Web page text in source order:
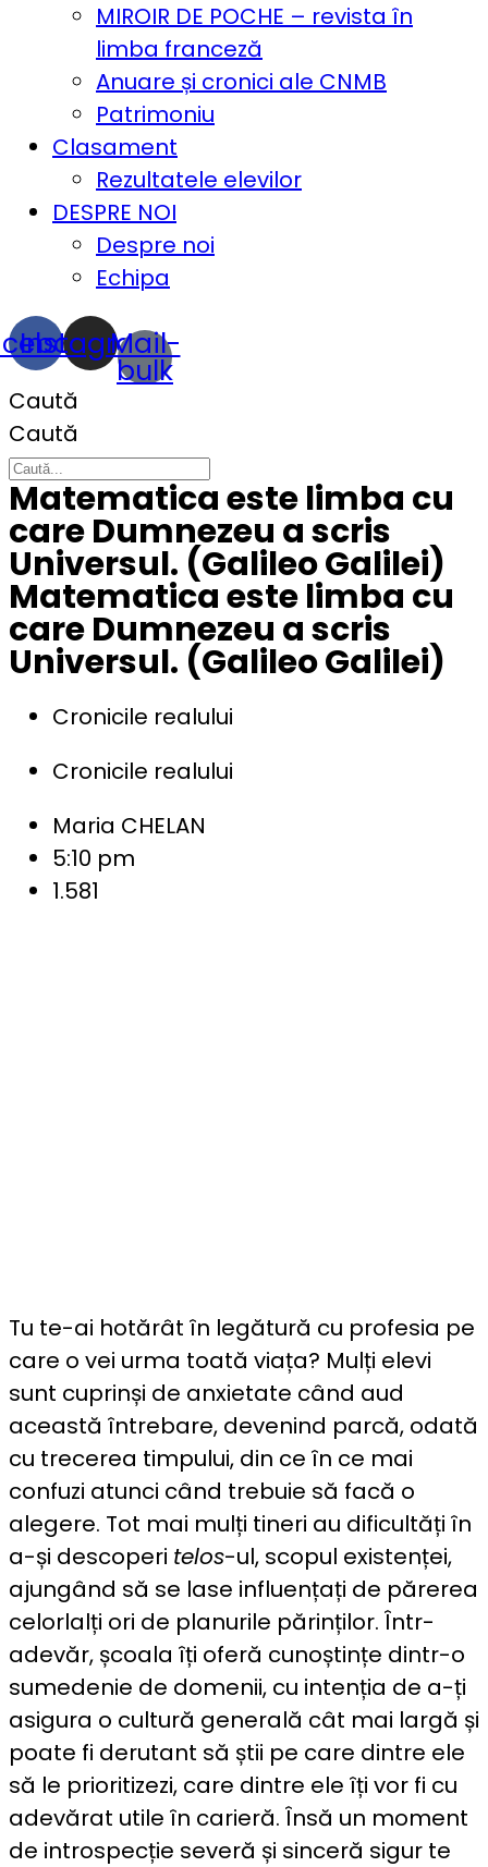
MIROIR DE POCHE – revista în
limba franceză
Anuare și cronici ale CNMB
Patrimoniu
Clasament
Rezultatele elevilor
DESPRE NOI
Despre noi
Echipa
Instagram
Mail-
bulk
Caută
Caută
Matematica este limba cu
care Dumnezeu a scris
Universul. (Galileo Galilei)
Matematica este limba cu
care Dumnezeu a scris
Universul. (Galileo Galilei)
Cronicile realului
Cronicile realului
Maria CHELAN
5:10 pm
1.581
Tu te-ai hotărât în legătură cu profesia pe
care o vei urma toată viața? Mulți elevi
sunt cuprinși de anxietate când aud
această întrebare, devenind parcă, odată
cu trecerea timpului, din ce în ce mai
confuzi atunci când trebuie să facă o
alegere. Tot mai mulți tineri au dificultăți în
a-și descoperi telos-ul, scopul existenței,
ajungând să se lase influențați de părerea
celorlalți ori de planurile părinților. Într-
adevăr, școala îți oferă cunoștințe dintr-o
sumedenie de domenii, cu intenția de a-ți
asigura o cultură generală cât mai largă și
poate fi derutant să știi pe care dintre ele
să le prioritizezi, care dintre ele îți vor fi cu
adevărat utile în carieră. Însă un moment
de introspecție severă și sinceră sigur te